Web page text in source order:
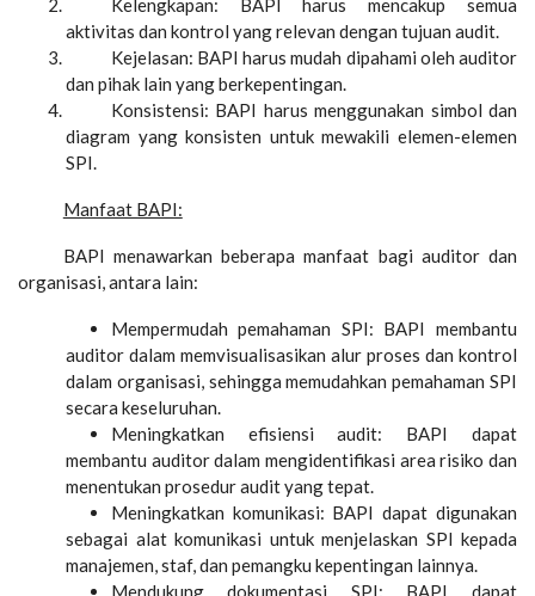
Kelengkapan: BAPI harus mencakup semua
aktivitas dan kontrol yang relevan dengan tujuan audit.
Kejelasan: BAPI harus mudah dipahami oleh auditor
dan pihak lain yang berkepentingan.
Konsistensi: BAPI harus menggunakan simbol dan
diagram yang konsisten untuk mewakili elemen-elemen
SPI.
Manfaat BAPI:
BAPI menawarkan beberapa manfaat bagi auditor dan
organisasi, antara lain:
Mempermudah pemahaman SPI: BAPI membantu
auditor dalam memvisualisasikan alur proses dan kontrol
dalam organisasi, sehingga memudahkan pemahaman SPI
secara keseluruhan.
Meningkatkan efisiensi audit: BAPI dapat
membantu auditor dalam mengidentifikasi area risiko dan
menentukan prosedur audit yang tepat.
Meningkatkan komunikasi: BAPI dapat digunakan
sebagai alat komunikasi untuk menjelaskan SPI kepada
manajemen, staf, dan pemangku kepentingan lainnya.
Mendukung dokumentasi SPI: BAPI dapat